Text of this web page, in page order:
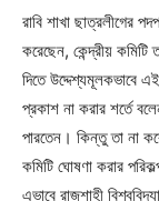
রাবি শাখা ছাত্রলীগের
করেছেন, কেন্দ্রীয় কমিটি
দিতে উদ্দেশ্যমূলকভাবে
প্রকাশ না করার শর্তে
পারতেন। কিন্তু তা না
কমিটি ঘোষণা করার
এভাবে রাজশাহী